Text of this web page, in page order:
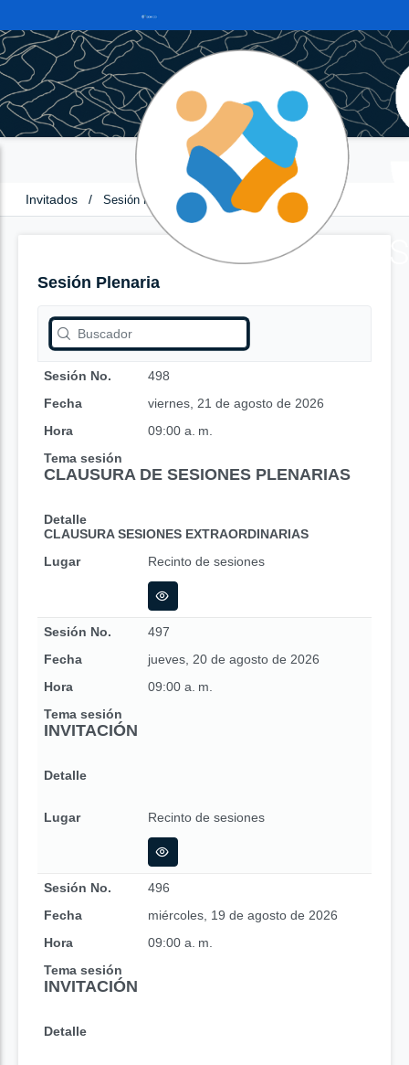
Invitados / Sesión Plenaria
Sesión Plenaria
Sesión No.
498
Fecha
viernes, 21 de agosto de 2026
Hora
09:00 a. m.
Tema sesión
CLAUSURA DE SESIONES PLENARIAS
Detalle
CLAUSURA SESIONES EXTRAORDINARIAS
Lugar
Recinto de sesiones
Sesión No.
497
Fecha
jueves, 20 de agosto de 2026
Hora
09:00 a. m.
Tema sesión
INVITACIÓN
Detalle
Lugar Recinto de sesiones
Sesión No.
496
Fecha
miércoles, 19 de agosto de 2026
Hora
09:00 a. m.
Tema sesión
INVITACIÓN
Detalle